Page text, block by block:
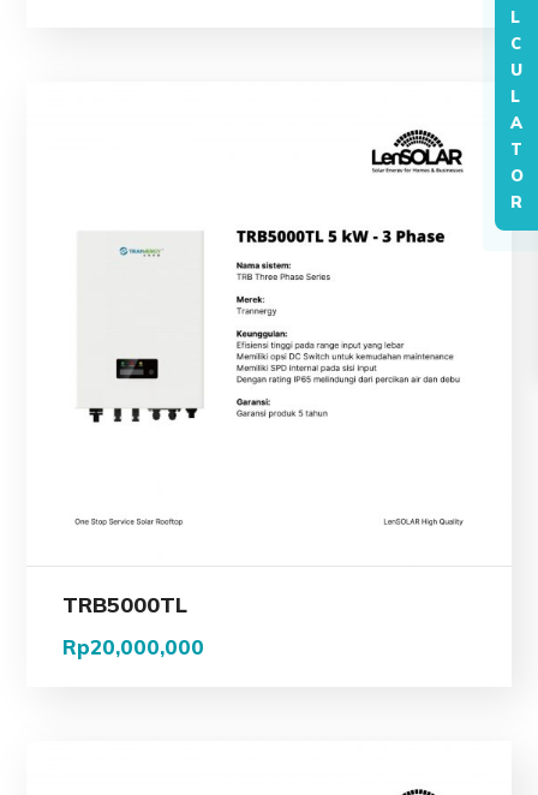
TRB5000TL
Rp20,000,000
L
C
U
L
A
T
O
R